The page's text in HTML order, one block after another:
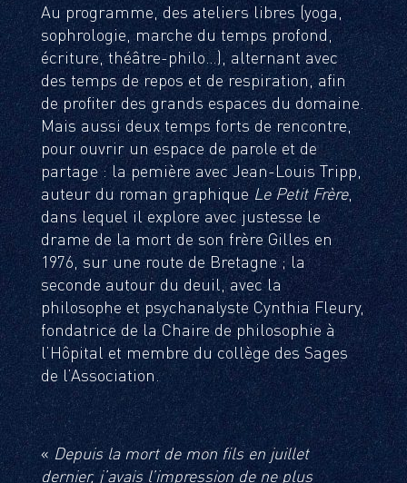
Au programme, des ateliers libres (yoga,
sophrologie, marche du temps profond,
écriture, théâtre-philo…), alternant avec
des temps de repos et de respiration, afin
de profiter des grands espaces du domaine.
Mais aussi deux temps forts de rencontre,
pour ouvrir un espace de parole et de
partage : la pemière avec Jean-Louis Tripp,
auteur du roman graphique Le Petit Frère,
dans lequel il explore avec justesse le
drame de la mort de son frère Gilles en
1976, sur une route de Bretagne ; la
seconde autour du deuil, avec la
philosophe et psychanalyste Cynthia Fleury,
fondatrice de la Chaire de philosophie à
l’Hôpital et membre du collège des Sages
de l’Association.
«Depuis la mort de mon fils en juillet
dernier, j’avais l’impression de ne plus